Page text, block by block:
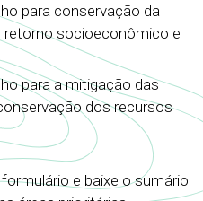
para conservação da
retorno socioeconômico e
para a mitigação das
dos recursos
e baixe o sumário